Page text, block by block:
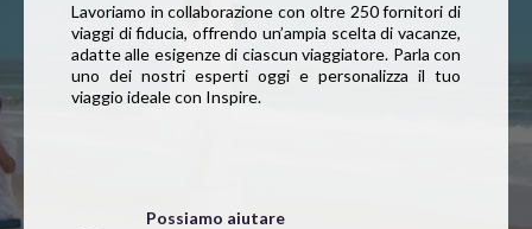
Lavoriamo in collaborazione con oltre 250 fornitori di
viaggi di fiducia, offrendo un’ampia scelta di vacanze,
adatte alle esigenze di ciascun viaggiatore. Parla con
uno dei nostri esperti oggi e personalizza il tuo
viaggio ideale con Inspire.
Possiamo aiutare